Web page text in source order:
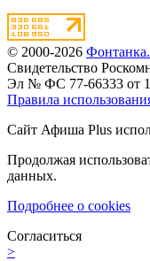
© 2000-2026
Свидетельство
Эл № ФС 77-66333 от
Правила
Сайт Афиша Plus
Продолжая
данных.
Подробнее о cookies
Согласиться
>